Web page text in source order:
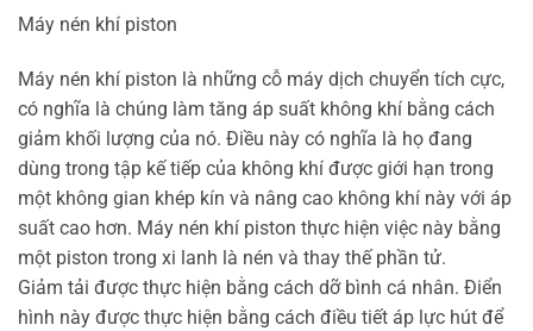
Máy nén khí piston
Máy nén khí piston là những cỗ máy dịch chuyển tích cực,
có nghĩa là chúng làm tăng áp suất không khí bằng cách
giảm khối lượng của nó. Điều này có nghĩa là họ đang
dùng trong tập kế tiếp của không khí được giới hạn trong
một không gian khép kín và nâng cao không khí này với áp
suất cao hơn. Máy nén khí piston thực hiện việc này bằng
một piston trong xi lanh là nén và thay thế phần tử.
Giảm tải được thực hiện bằng cách dỡ bình cá nhân. Điển
hình này được thực hiện bằng cách điều tiết áp lực hút để